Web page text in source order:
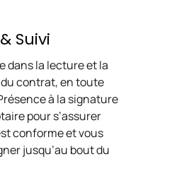
Suivi
dans la lecture et la
contrat, en toute
à la signature
pour s’assurer
conforme et vous
jusqu’au bout du